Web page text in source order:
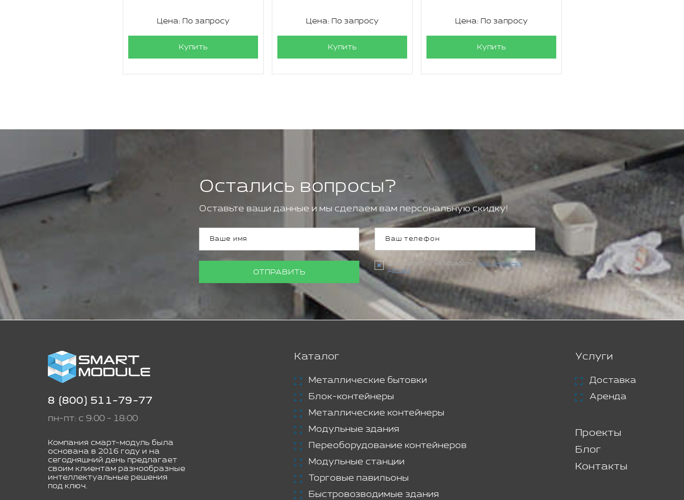
Цена: По запросу
Купить
Цена: По запросу
Купить
Цена: По запросу
Купить
Остались вопросы?
Оставьте ваши данные и мы сделаем вам персональную скидку!
ОТПРАВИТЬ
Даю согласие на обработку персональных
данных
8 (800) 511-79-77
пн-пт: с 9:00 - 18:00
Компания смарт-модуль была
основана в 2016 году и на
сегодняшний день предлагает
своим клиентам разнообразные
интеллектуальные решения
под ключ.
Каталог
Металлические бытовки
Блок-контейнеры
Металлические контейнеры
Модульные здания
Переоборудование контейнеров
Модульные станции
Торговые павильоны
Быстровозводимые здания
Услуги
Доставка
Аренда
Проекты
Блог
Контакты